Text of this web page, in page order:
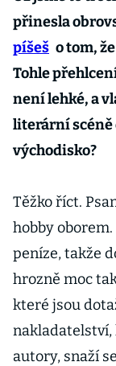
přinesla
píšeš o tom,
Tohle
není lehké, a
literární scéně
východisko?
Těžko říct.
hobby
peníze, takže
hrozně moc
které jsou
nakladatelství,
autory, snaží